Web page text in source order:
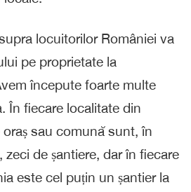
locuitorilor României va
pe proprietate la
începute foarte multe
În fiecare localitate din
sau comună sunt, în
zeci de șantiere, dar în fiecare
este cel puțin un șantier la